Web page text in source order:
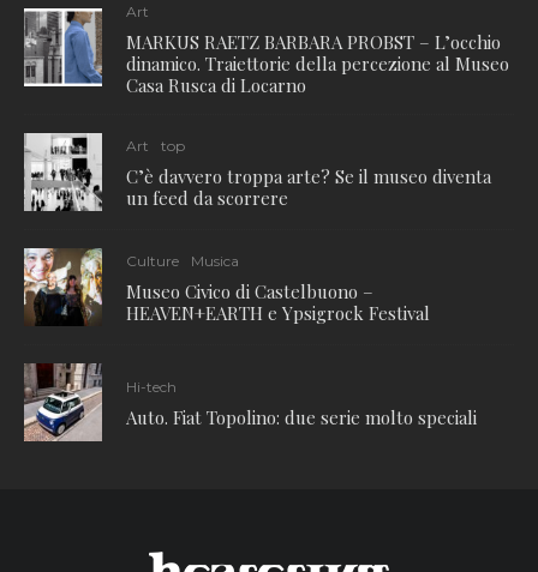
Art
MARKUS RAETZ BARBARA PROBST – L’occhio
dinamico. Traiettorie della percezione al Museo
Casa Rusca di Locarno
Art top
C’è davvero troppa arte? Se il museo diventa
un feed da scorrere
Culture Musica
Museo Civico di Castelbuono –
HEAVEN+EARTH e Ypsigrock Festival
Hi-tech
Auto. Fiat Topolino: due serie molto speciali